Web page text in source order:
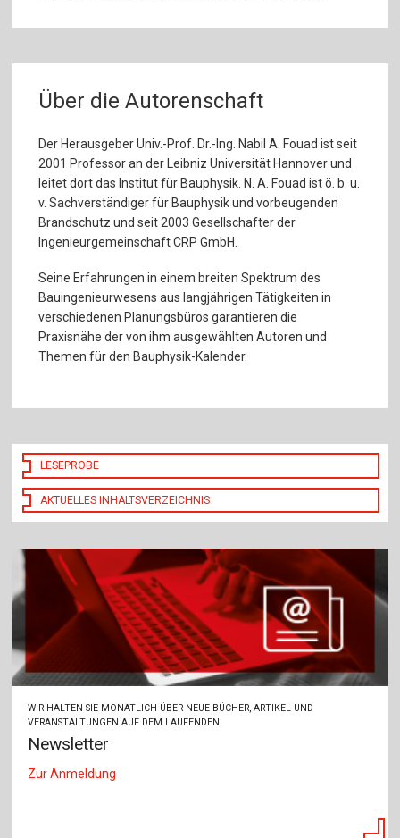
Über die Autorenschaft
Der Herausgeber Univ.-Prof. Dr.-Ing. Nabil A. Fouad ist seit
2001 Professor an der Leibniz Universität Hannover und
leitet dort das Institut für Bauphysik. N. A. Fouad ist ö. b. u.
v. Sachverständiger für Bauphysik und vorbeugenden
Brandschutz und seit 2003 Gesellschafter der
Ingenieurgemeinschaft CRP GmbH.
Seine Erfahrungen in einem breiten Spektrum des
Bauingenieurwesens aus langjährigen Tätigkeiten in
verschiedenen Planungsbüros garantieren die
Praxisnähe der von ihm ausgewählten Autoren und
Themen für den Bauphysik-Kalender.
LESEPROBE
AKTUELLES INHALTSVERZEICHNIS
WIR HALTEN SIE MONATLICH ÜBER NEUE BÜCHER, ARTIKEL UND
VERANSTALTUNGEN AUF DEM LAUFENDEN.
Newsletter
Zur Anmeldung